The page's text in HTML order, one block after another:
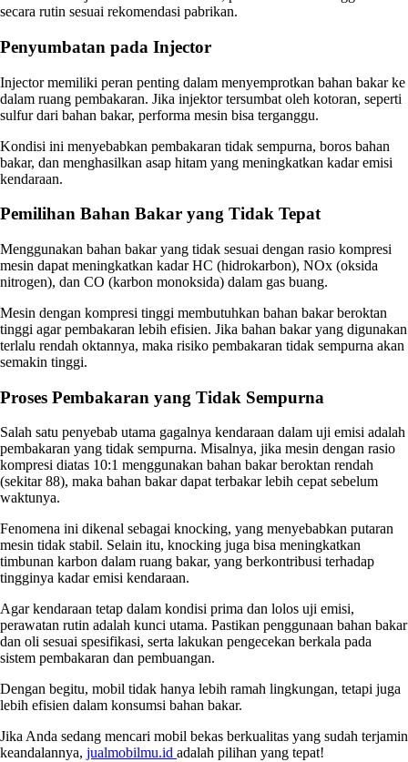
secara rutin sesuai rekomendasi pabrikan.
Penyumbatan pada Injector
Injector memiliki peran penting dalam menyemprotkan bahan bakar ke
dalam ruang pembakaran. Jika injektor tersumbat oleh kotoran, seperti
sulfur dari bahan bakar, performa mesin bisa terganggu.
Kondisi ini menyebabkan pembakaran tidak sempurna, boros bahan
bakar, dan menghasilkan asap hitam yang meningkatkan kadar emisi
kendaraan.
Pemilihan Bahan Bakar yang Tidak Tepat
Menggunakan bahan bakar yang tidak sesuai dengan rasio kompresi
mesin dapat meningkatkan kadar HC (hidrokarbon), NOx (oksida
nitrogen), dan CO (karbon monoksida) dalam gas buang.
Mesin dengan kompresi tinggi membutuhkan bahan bakar beroktan
tinggi agar pembakaran lebih efisien. Jika bahan bakar yang digunakan
terlalu rendah oktannya, maka risiko pembakaran tidak sempurna akan
semakin tinggi.
Proses Pembakaran yang Tidak Sempurna
Salah satu penyebab utama gagalnya kendaraan dalam uji emisi adalah
pembakaran yang tidak sempurna. Misalnya, jika mesin dengan rasio
kompresi diatas 10:1 menggunakan bahan bakar beroktan rendah
(sekitar 88), maka bahan bakar dapat terbakar lebih cepat sebelum
waktunya.
Fenomena ini dikenal sebagai knocking, yang menyebabkan putaran
mesin tidak stabil. Selain itu, knocking juga bisa meningkatkan
timbunan karbon dalam ruang bakar, yang berkontribusi terhadap
tingginya kadar emisi kendaraan.
Agar kendaraan tetap dalam kondisi prima dan lolos uji emisi,
perawatan rutin adalah kunci utama. Pastikan penggunaan bahan bakar
dan oli sesuai spesifikasi, serta lakukan pengecekan berkala pada
sistem pembakaran dan pembuangan.
Dengan begitu, mobil tidak hanya lebih ramah lingkungan, tetapi juga
lebih efisien dalam konsumsi bahan bakar.
Jika Anda sedang mencari mobil bekas berkualitas yang sudah terjamin
keandalannya, jualmobilmu.id adalah pilihan yang tepat!